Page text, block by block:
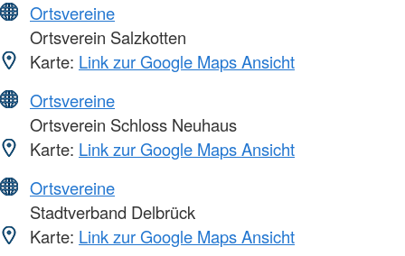
Ortsvereine
Ortsverein Salzkotten
Karte: Link zur Google Maps Ansicht
Ortsvereine
Ortsverein Schloss Neuhaus
Karte: Link zur Google Maps Ansicht
Ortsvereine
Stadtverband Delbrück
Karte: Link zur Google Maps Ansicht